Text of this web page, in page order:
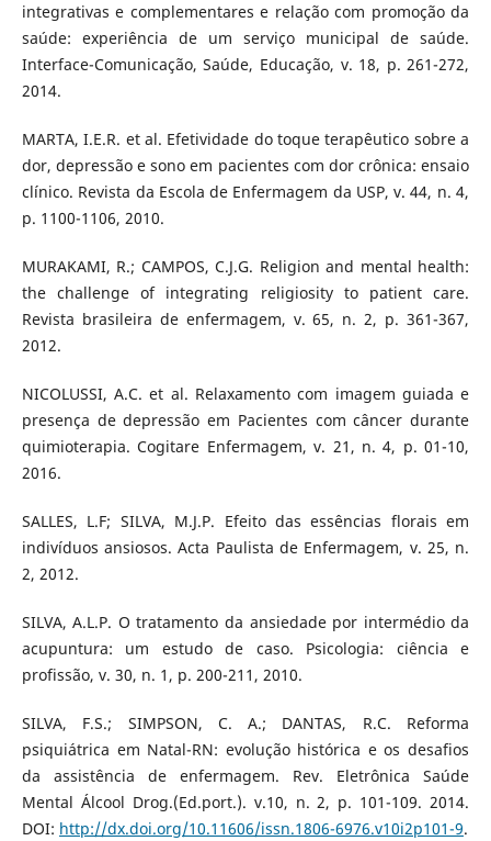
integrativas e complementares e relação com promoção da
saúde: experiência de um serviço municipal de saúde.
Interface-Comunicação, Saúde, Educação, v. 18, p. 261-272,
2014.
MARTA, I.E.R. et al. Efetividade do toque terapêutico sobre a
dor, depressão e sono em pacientes com dor crônica: ensaio
clínico. Revista da Escola de Enfermagem da USP, v. 44, n. 4,
p. 1100-1106, 2010.
MURAKAMI, R.; CAMPOS, C.J.G. Religion and mental health:
the challenge of integrating religiosity to patient care.
Revista brasileira de enfermagem, v. 65, n. 2, p. 361-367,
2012.
NICOLUSSI, A.C. et al. Relaxamento com imagem guiada e
presença de depressão em Pacientes com câncer durante
quimioterapia. Cogitare Enfermagem, v. 21, n. 4, p. 01-10,
2016.
SALLES, L.F; SILVA, M.J.P. Efeito das essências florais em
indivíduos ansiosos. Acta Paulista de Enfermagem, v. 25, n.
2, 2012.
SILVA, A.L.P. O tratamento da ansiedade por intermédio da
acupuntura: um estudo de caso. Psicologia: ciência e
profissão, v. 30, n. 1, p. 200-211, 2010.
SILVA, F.S.; SIMPSON, C. A.; DANTAS, R.C. Reforma
psiquiátrica em Natal-RN: evolução histórica e os desafios
da assistência de enfermagem. Rev. Eletrônica Saúde
Mental Álcool Drog.(Ed.port.). v.10, n. 2, p. 101-109. 2014.
DOI: http://dx.doi.org/10.11606/issn.1806-6976.v10i2p101-9.